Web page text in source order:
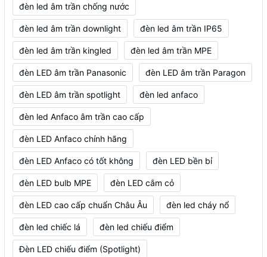
đèn led âm trần chống nước
đèn led âm trần downlight đèn led âm trần IP65
đèn led âm trần kingled đèn led âm trần MPE
đèn LED âm trần Panasonic đèn LED âm trần Paragon
đèn LED âm trần spotlight đèn led anfaco
đèn led Anfaco âm trần cao cấp
đèn LED Anfaco chính hãng
đèn LED Anfaco có tốt không đèn LED bền bỉ
đèn LED bulb MPE đèn LED cắm cỏ
đèn LED cao cấp chuẩn Châu Âu đèn led cháy nổ
đèn led chiếc lá đèn led chiếu điểm
Đèn LED chiếu điểm (Spotlight)